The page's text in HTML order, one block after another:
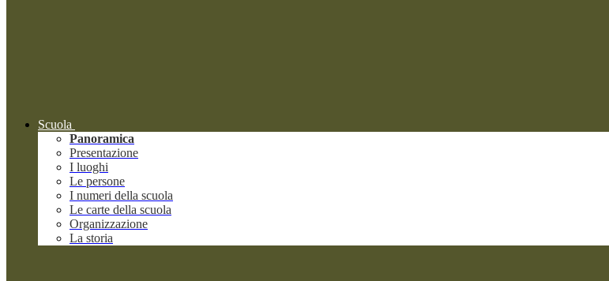
Scuola
Panoramica
Presentazione
I luoghi
Le persone
I numeri della scuola
Le carte della scuola
Organizzazione
La storia